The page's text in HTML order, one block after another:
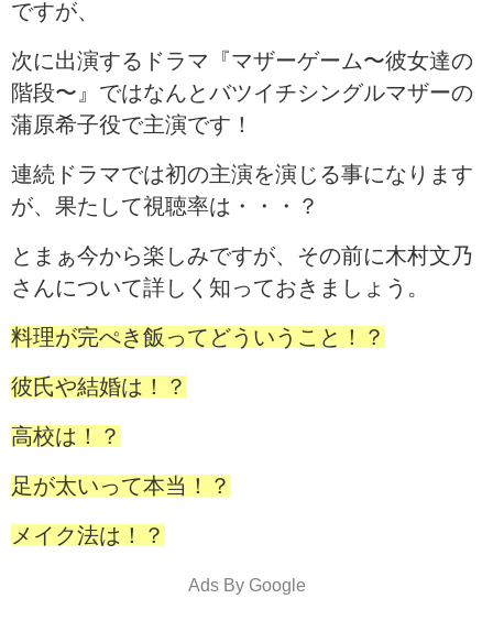
ですが、
次に出演するドラマ『マザーゲーム〜彼女達の
階段〜』ではなんとバツイチシングルマザーの
蒲原希子役で主演です！
連続ドラマでは初の主演を演じる事になります
が、果たして視聴率は・・・？
とまぁ今から楽しみですが、その前に木村文乃
さんについて詳しく知っておきましょう。
料理が完ぺき飯ってどういうこと！？
彼氏や結婚は！？
高校は！？
足が太いって本当！？
メイク法は！？
Ads By Google